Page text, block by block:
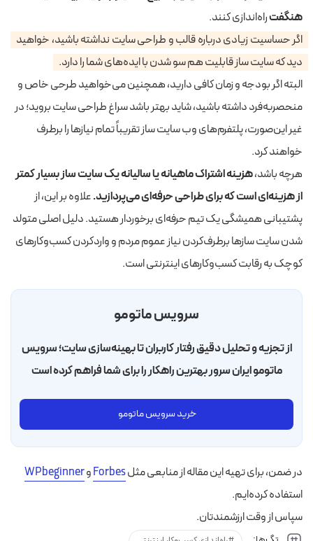
هنگفتراه‌اندازی کنند.
اگر حساسیت زیادی درباره قالب و طراحی سایت نداشته باشید، خواهید
دید که سایت ساز قابلیت هم سو شدن با ایده‌های شما را دارد.
البته اگر بودجه و زمان کافی دارید، همچنین می‌خواهید طرحی خاص و
منحصر‌به‌فرد داشته باشید، شاید بهتر باشد سراغ طراحی سایت بروید؛ در
غیر این‌صورت، پلتفرم‌های وب سایت ساز تقریباً تمام نیازها را برطرف
خواهند کرد.
هرچه باشد،هزینه اشتراک ماهیانه یا سالیانه یک سایت ساز بسیار کمتر
از هزینه‌ای است که برای طراحی حرفه‌ای می‌پردازید.علاوه بر این، از
پشتیبانی همیشگی یک تیم حرفه‌ای برخوردار هستید. دلیل اصلی متولد
شدن سایت ساز‌ها برطرف‌کردن نیاز عموم مردم و واردکردن کسب‌وکارهای
کوچک به رقابت کسب‌وکارهای اینترنتی است.
سرویس ماتومو
از تجزیه و تحلیل دقیق رفتار کاربران تا بهینه‌سازی سایت؛ سرویس
ماتومو ایران سرور بهترین راهکار را برای شما فراهم کرده است
خرید سرویس ماتومو
در ضمن، برای تهیه این مقاله از منابعی مثلForbesوWPbeginner
استفاده کرده‌ایم.
سپاس از وقت ارزشمندتان.